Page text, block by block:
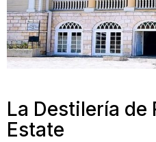
La Destilería de
Estate